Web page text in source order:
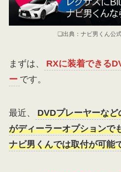
❏出典：ナビ男くん公
まずは、
RXに装着できる
ー です。
最近、
DVDプレーヤーな
がディーラーオプションで
ナビ男くんでは取付が可能